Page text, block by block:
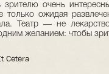
очень
только ожидая
Театр — не
желанием: чтобы
Cetera